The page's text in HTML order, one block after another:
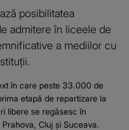
posibilitatea
admitere în liceele de
a mediilor cu
în care peste 33.000 de
etapă de repartizare la
libere se regăsesc în
Cluj și Suceava.